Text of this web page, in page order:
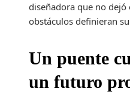
diseñadora que no dejó
obstáculos definieran
Un puente
un futuro